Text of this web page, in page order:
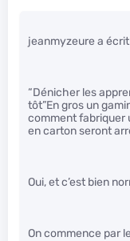
jeanmyzeure a écrit
“Dénicher les
tôt”En gros un
comment fabriquer
en carton seront
Oui, et c’est bien
On commence par